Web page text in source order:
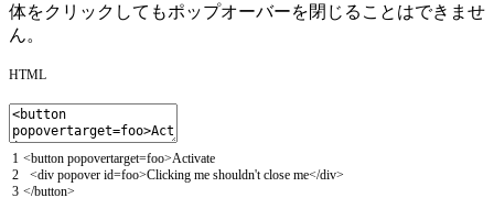
体をクリックしてもポップオーバーを閉じることはできませ
ん。
HTML
1
2
3
<button popovertarget=foo>Activate
<div popover id=foo>Clicking me shouldn't close me</div>
</button>